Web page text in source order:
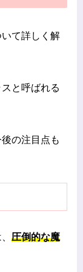
て詳しく解
と呼ばれる
の注目点も
圧倒的な魔